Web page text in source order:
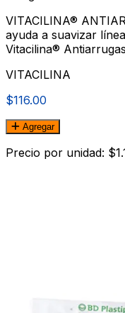
VITACILINA®
ayuda a suavizar
Vitacilina®
VITACILINA
$116.00
Agregar
Precio por unidad: